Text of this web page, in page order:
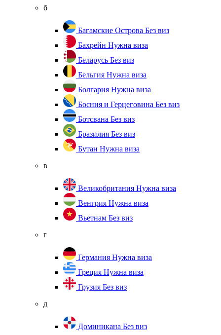
б
Багамские Острова Без виз
Бахрейн Нужна виза
Беларусь Без виз
Бельгия Нужна виза
Болгария Нужна виза
Босния и Герцеговина Без виз
Ботсвана Без виз
Бразилия Без виз
Бутан Нужна виза
в
Великобритания Нужна виза
Венгрия Нужна виза
Вьетнам Без виз
г
Германия Нужна виза
Греция Нужна виза
Грузия Без виз
д
Доминикана Без виз